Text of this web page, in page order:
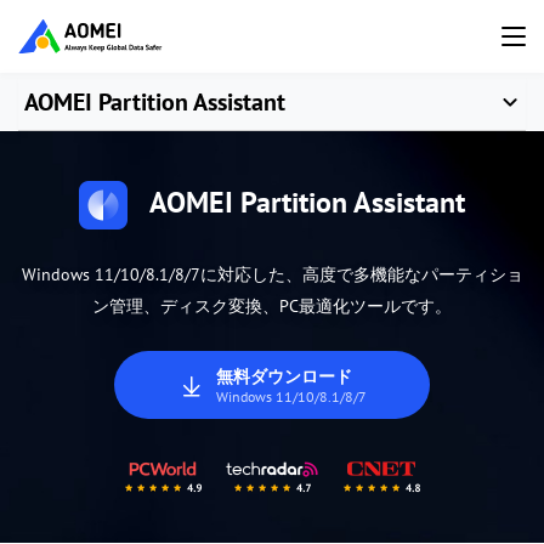
AOMEI Partition Assistant
AOMEI Partition Assistant
Windows 11/10/8.1/8/7に対応した、高度で多機能なパーティショ
ン管理、ディスク変換、PC最適化ツールです。
無料ダウンロード
Windows 11/10/8.1/8/7